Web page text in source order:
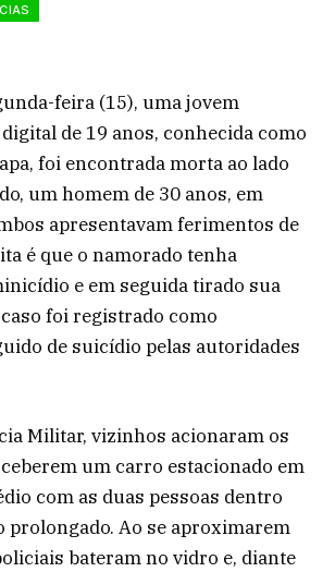
feira (15), uma jovem
de 19 anos, conhecida como
foi encontrada morta ao lado
um homem de 30 anos, em
apresentavam ferimentos de
é que o namorado tenha
e em seguida tirado sua
foi registrado como
de suicídio pelas autoridades
Militar, vizinhos acionaram os
um carro estacionado em
com as duas pessoas dentro
prolongado. Ao se aproximarem
bateram no vidro e, diante